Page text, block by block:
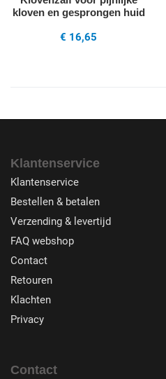
kloven en gesprongen huid
€ 16,65
Klantenservice
Klantenservice
Bestellen & betalen
Verzending & levertijd
FAQ webshop
Contact
Retouren
Klachten
Privacy
Contact